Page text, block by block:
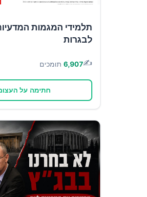
תלמידי המגמות
לבגרות
✍️
6,907 תומכים
חתימה על